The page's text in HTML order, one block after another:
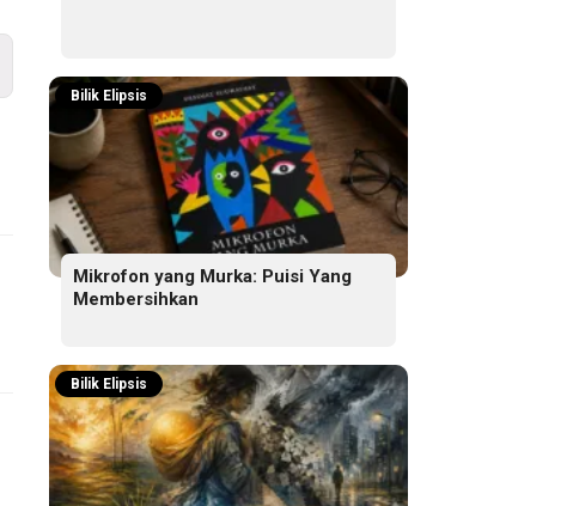
Bilik Elipsis
Mikrofon yang Murka: Puisi Yang
Membersihkan
Bilik Elipsis